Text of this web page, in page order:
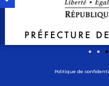
Politique de